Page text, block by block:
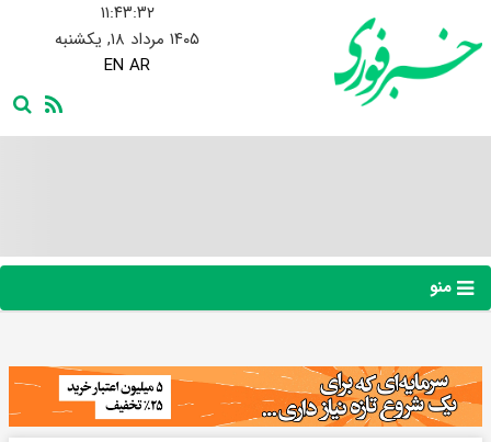
۱۱:۴۳:۳۳
۱۴۰۵ مرداد ۱۸, یکشنبه
EN AR
منو